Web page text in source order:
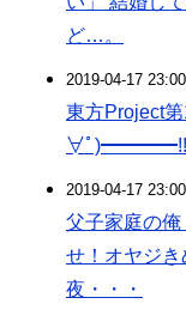
ど…。
2019-04-17
東方Project
∀ﾟ)━━━━!!
2019-04-17
父子家庭の
せ！オヤジ
夜・・・